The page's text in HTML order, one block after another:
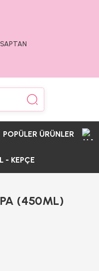
POPÜLER ÜRÜNLER
- KEPÇE
(450ML)